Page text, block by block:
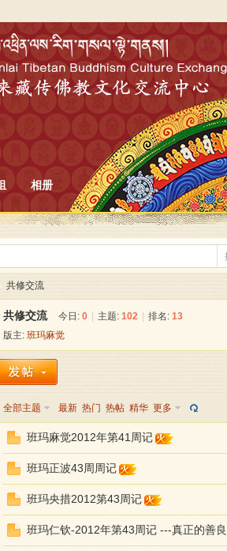
相册
共修交流
共修交流 今日: 0 主题: 102 排名: 13
版主: 班玛麻觉
全部主题 最新 热门 热帖 精华 更多
班玛麻觉2012年第41周记
班玛正波43周周记
班玛央措2012第43周记
班玛仁钦-2012年第43周记 ---真正的善